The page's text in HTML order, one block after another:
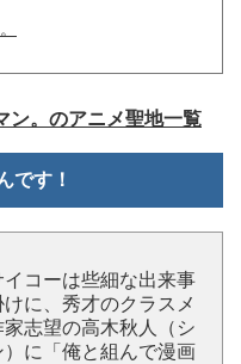
ン。のアニメ聖地一覧
です！
イコーは些細な出来事
けに、秀才のクラスメ
家志望の高木秋人（シ
）に「俺と組んで漫画